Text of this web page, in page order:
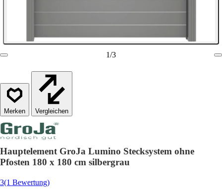
1/3
Vergleichen
Hauptelement GroJa Lumino Stecksystem ohne
Pfosten 180 x 180 cm silbergrau
3(1 Bewertung)